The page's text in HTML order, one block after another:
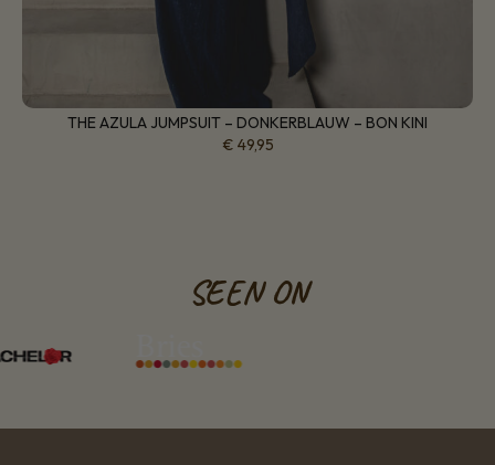
THE AZULA JUMPSUIT – DONKERBLAUW – BON KINI
€ 49,95
SEEN ON